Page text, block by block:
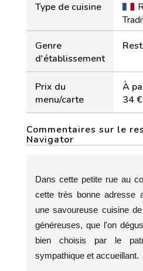
Type de cuisine
Genre
d'établissement
Prix du
menu/carte
À
34 €
Commentaires sur le
Navigator
Dans cette petite rue au
cette très bonne adresse
une savoureuse cuisine
généreuses, que l'on
bien choisis par le
sympathique et accueillant.